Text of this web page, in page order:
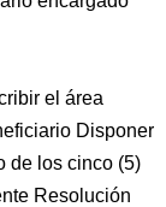
el área
Disponer
de los cinco (5)
Resolución